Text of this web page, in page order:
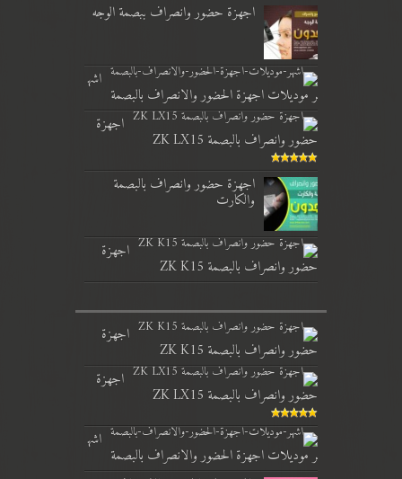
اجهزة حضور وانصراف ببصمة الوجه
اشه
ر موديلات اجهزة الحضور والانصراف بالبصمة
اجهزة
حضور وانصراف بالبصمة ZK LX15
اجهزة حضور وانصراف بالبصمة
والكارت
اجهزة
حضور وانصراف بالبصمة ZK K15
اجهزة
حضور وانصراف بالبصمة ZK K15
اجهزة
حضور وانصراف بالبصمة ZK LX15
اشه
ر موديلات اجهزة الحضور والانصراف بالبصمة